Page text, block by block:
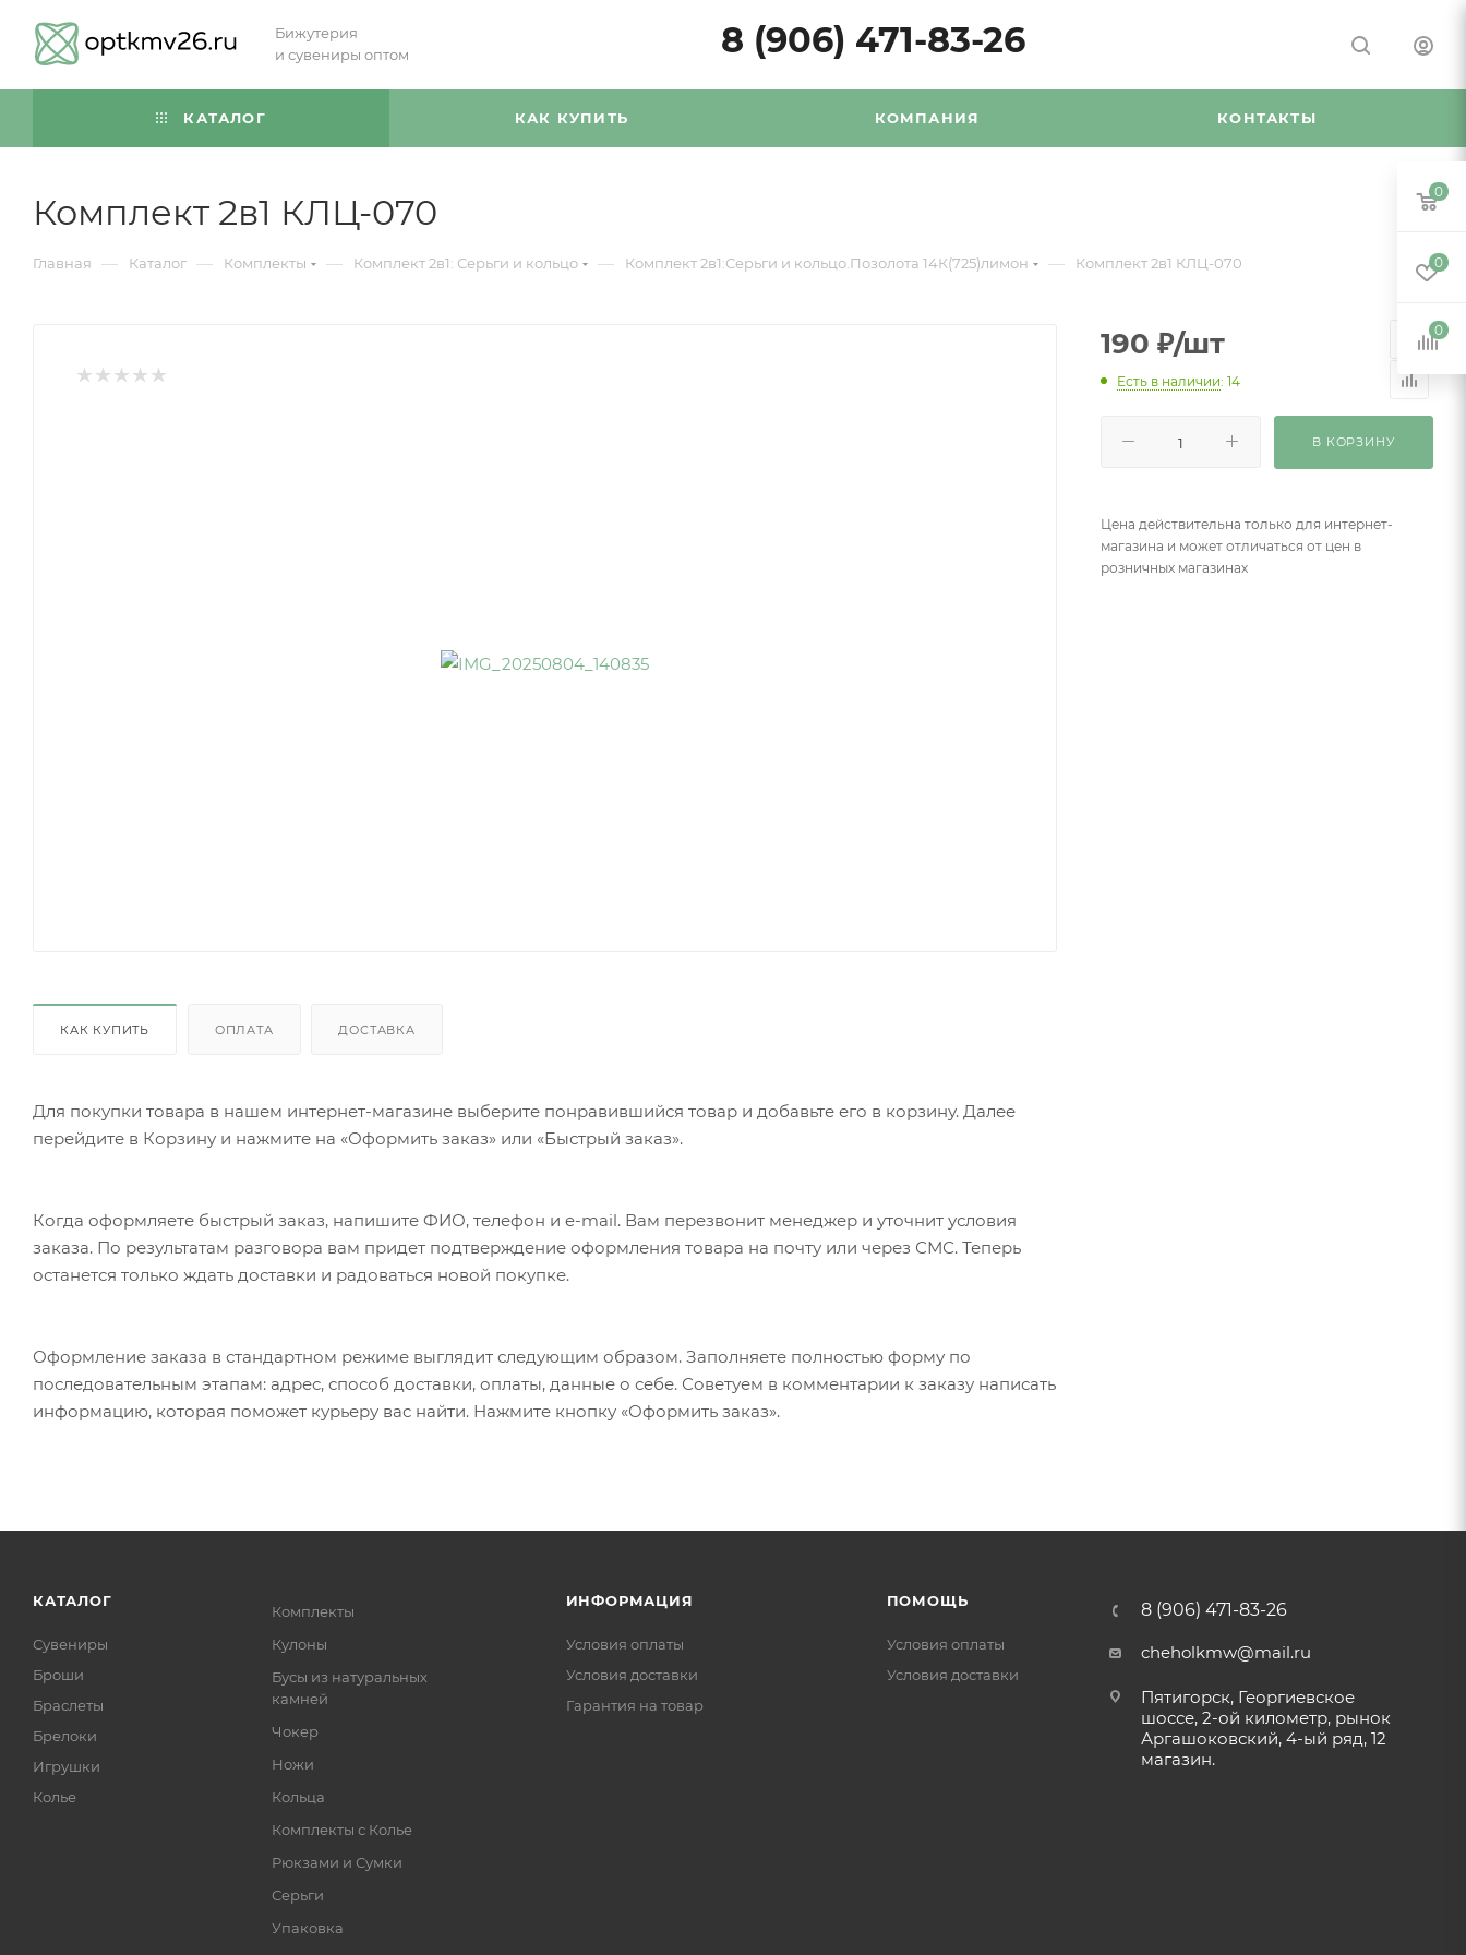
Бижутерия
и сувениры оптом
8 (906) 471-83-26
КАТАЛОГ КАК КУПИТЬ КОМПАНИЯ КОНТАКТЫ
Комплект 2в1 КЛЦ-070
Главная — Каталог — Комплекты — Комплект 2в1: Серьги и кольцо — Комплект 2в1:Серьги и кольцо.Позолота 14К(725)лимон — Комплект 2в1 КЛЦ-070
КАК КУПИТЬ ОПЛАТА ДОСТАВКА
Для покупки товара в нашем интернет-магазине выберите понравившийся товар и добавьте его в корзину. Далее
перейдите в Корзину и нажмите на «Оформить заказ» или «Быстрый заказ».
Когда оформляете быстрый заказ, напишите ФИО, телефон и e-mail. Вам перезвонит менеджер и уточнит условия
заказа. По результатам разговора вам придет подтверждение оформления товара на почту или через СМС. Теперь
останется только ждать доставки и радоваться новой покупке.
Оформление заказа в стандартном режиме выглядит следующим образом. Заполняете полностью форму по
последовательным этапам: адрес, способ доставки, оплаты, данные о себе. Советуем в комментарии к заказу написать
информацию, которая поможет курьеру вас найти. Нажмите кнопку «Оформить заказ».
190 ₽/шт
Есть в наличии: 14
В КОРЗИНУ
Цена действительна только для интернет-
магазина и может отличаться от цен в
розничных магазинах
КАТАЛОГ
Сувениры
Броши
Браслеты
Брелоки
Игрушки
Колье
Комплекты
Кулоны
Бусы из натуральных
камней
Чокер
Ножи
Кольца
Комплекты с Колье
Рюкзами и Сумки
Серьги
Упаковка
ИНФОРМАЦИЯ
Условия оплаты
Условия доставки
Гарантия на товар
ПОМОЩЬ
Условия оплаты
Условия доставки
8 (906) 471-83-26
cheholkmw@mail.ru
Пятигорск, Георгиевское
шоссе, 2-ой километр, рынок
Аргашоковский, 4-ый ряд, 12
магазин.
0
0
0